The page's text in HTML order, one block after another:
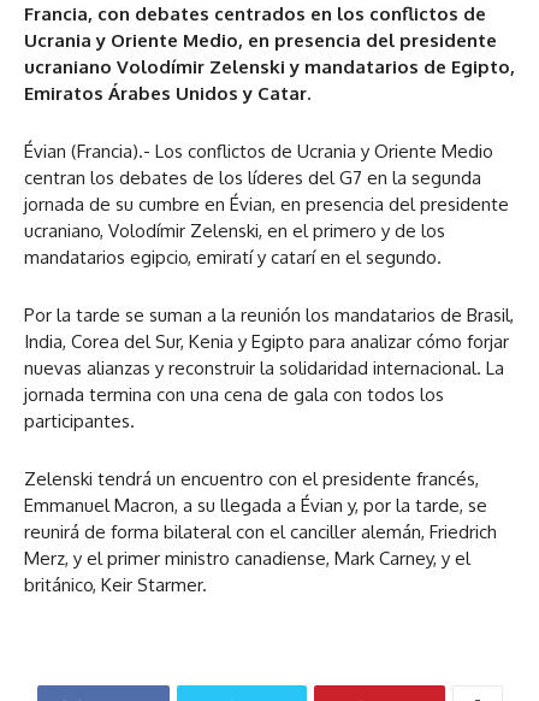
Francia, con debates centrados en los conflictos de
Ucrania y Oriente Medio, en presencia del presidente
ucraniano Volodímir Zelenski y mandatarios de Egipto,
Emiratos Árabes Unidos y Catar.
Évian (Francia).- Los conflictos de Ucrania y Oriente Medio
centran los debates de los líderes del G7 en la segunda
jornada de su cumbre en Évian, en presencia del presidente
ucraniano, Volodímir Zelenski, en el primero y de los
mandatarios egipcio, emiratí y catarí en el segundo.
Por la tarde se suman a la reunión los mandatarios de Brasil,
India, Corea del Sur, Kenia y Egipto para analizar cómo forjar
nuevas alianzas y reconstruir la solidaridad internacional. La
jornada termina con una cena de gala con todos los
participantes.
Zelenski tendrá un encuentro con el presidente francés,
Emmanuel Macron, a su llegada a Évian y, por la tarde, se
reunirá de forma bilateral con el canciller alemán, Friedrich
Merz, y el primer ministro canadiense, Mark Carney, y el
británico, Keir Starmer.